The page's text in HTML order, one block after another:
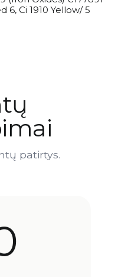
6, Ci 1910 Yellow/ 5
patirtys.